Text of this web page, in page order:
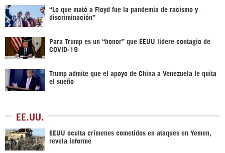
“Lo que mató a Floyd fue la pandemia de racismo y
discriminación”
Para Trump es un “honor” que EEUU lidere contagio de
COVID-19
Trump admite que el apoyo de China a Venezuela le quita
el sueño
EE.UU.
EEUU oculta crímenes cometidos en ataques en Yemen,
revela informe